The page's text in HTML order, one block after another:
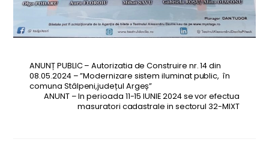
ANUNȚ PUBLIC – Autorizatia de Construire nr. 14 din
08.05.2024 – ”Modernizare sistem iluminat public, în
comuna Stâlpeni,județul Argeș”
ANUNT – In perioada 11-15 IUNIE 2024 se vor efectua
masuratori cadastrale in sectorul 32-MIXT